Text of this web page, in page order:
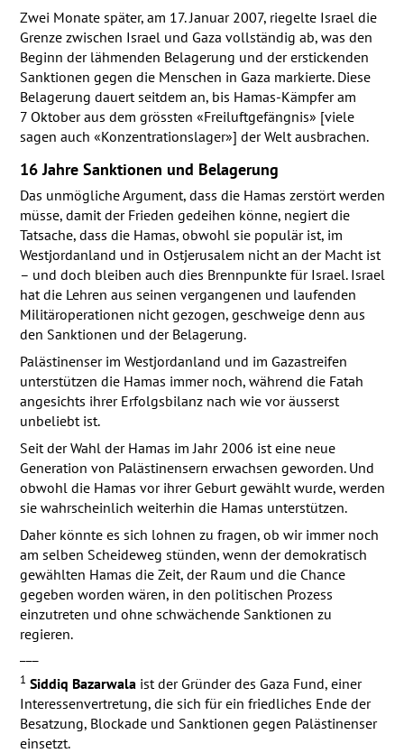
Zwei Monate später, am 17. Januar 2007, riegelte Israel die
Grenze zwischen Israel und Gaza vollständig ab, was den
Beginn der lähmenden Belagerung und der erstickenden
Sanktionen gegen die Menschen in Gaza markierte. Diese
Belagerung dauert seitdem an, bis Hamas-Kämpfer am
7 Oktober aus dem grössten «Freiluftgefängnis» [viele
sagen auch «Konzentrationslager»] der Welt ausbrachen.
16 Jahre Sanktionen und Belagerung
Das unmögliche Argument, dass die Hamas zerstört werden
müsse, damit der Frieden gedeihen könne, negiert die
Tatsache, dass die Hamas, obwohl sie populär ist, im
Westjordanland und in Ostjerusalem nicht an der Macht ist
– und doch bleiben auch dies Brennpunkte für Israel. Israel
hat die Lehren aus seinen vergangenen und laufenden
Militäroperationen nicht gezogen, geschweige denn aus
den Sanktionen und der Belagerung.
Palästinenser im Westjordanland und im Gazastreifen
unterstützen die Hamas immer noch, während die Fatah
angesichts ihrer Erfolgsbilanz nach wie vor äusserst
unbeliebt ist.
Seit der Wahl der Hamas im Jahr 2006 ist eine neue
Generation von Palästinensern erwachsen geworden. Und
obwohl die Hamas vor ihrer Geburt gewählt wurde, werden
sie wahrscheinlich weiterhin die Hamas unterstützen.
Daher könnte es sich lohnen zu fragen, ob wir immer noch
am selben Scheideweg stünden, wenn der demokratisch
gewählten Hamas die Zeit, der Raum und die Chance
gegeben worden wären, in den politischen Prozess
einzutreten und ohne schwächende Sanktionen zu
regieren.
1 Siddiq Bazarwala ist der Gründer des Gaza Fund, einer
Interessenvertretung, die sich für ein friedliches Ende der
Besatzung, Blockade und Sanktionen gegen Palästinenser
einsetzt.